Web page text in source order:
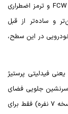
FCW و ترمز اضطراری
و ساده‌تر از قبل
در این سطح،
فیدلیتی پرستیژ
هم در دو نسخه 5 و 7 نفره عرضه می‌شود که در آن 5 سرنشین جلویی فضای
پا و سر بسیار خوبی دارند اما دو صندلی انتهایی (در نسخه 7 نفره) فقط برای